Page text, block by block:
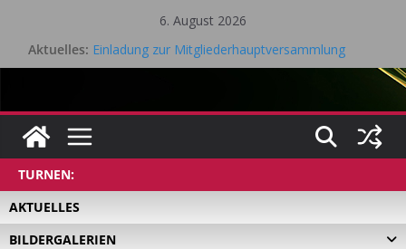
6. August 2026
Aktuelles: Einladung zur Mitgliederhauptversammlung
Eifel Cup – LK Turnier
Gesamtvorstandssitzung – 21. April 2026
TURNEN:
AKTUELLES
BILDERGALERIEN